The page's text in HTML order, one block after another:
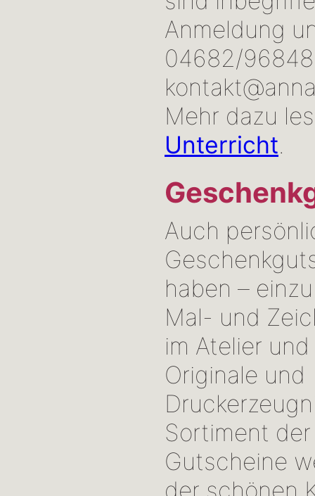
Anmeldung
04682/
Mehr dazu
Unterricht.
Auch
haben –
Mal- und
im Atelier
Originale und
Sortiment
Gutscheine
der schönen